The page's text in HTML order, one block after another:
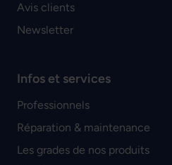
Avis clients
Newsletter
Infos et services
Professionnels
Réparation & maintenance
Les grades de nos produits